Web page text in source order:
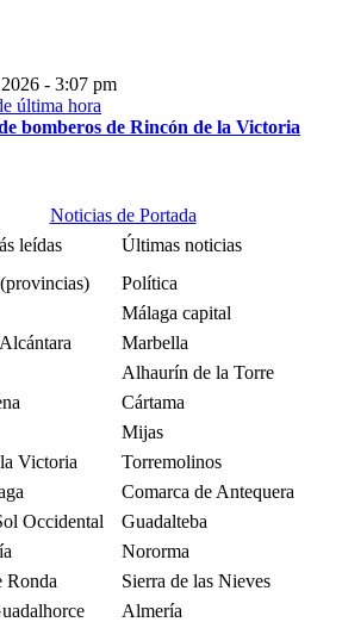
- 3:07 pm
bomberos de Rincón de la Victoria
Noticias de Portada
leídas
Últimas noticias
Política
Málaga capital
Marbella
Alhaurín de la Torre
Cártama
Mijas
Victoria
Torremolinos
Comarca de Antequera
Occidental
Guadalteba
Nororma
Ronda
Sierra de las Nieves
Almería